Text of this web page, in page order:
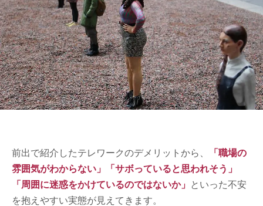
前出で紹介したテレワークのデメリットから、
「職場の
雰囲気がわからない」「サボっていると思われそう」
「周囲に迷惑をかけているのではないか」 といった不安
を抱えやすい実態が見えてきます。